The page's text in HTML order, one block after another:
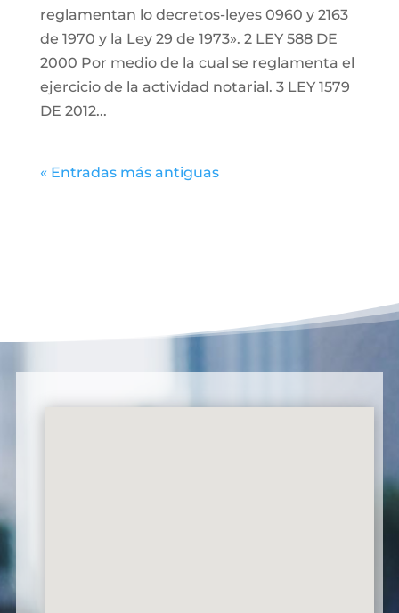
reglamentan lo decretos-leyes 0960 y 2163
de 1970 y la Ley 29 de 1973». 2 LEY 588 DE
2000 Por medio de la cual se reglamenta el
ejercicio de la actividad notarial. 3 LEY 1579
DE 2012...
« Entradas más antiguas